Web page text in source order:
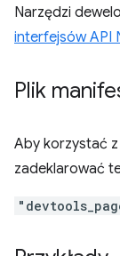
Narzędzi
interfejsów API
Plik
Aby korzystać
zadeklarować